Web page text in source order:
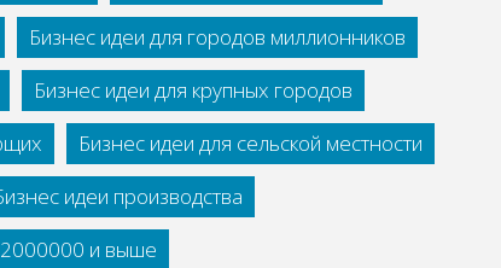
Бизнес идеи для городов миллионников
Бизнес идеи для крупных городов
Бизнес идеи для сельской местности
идеи производства
и выше